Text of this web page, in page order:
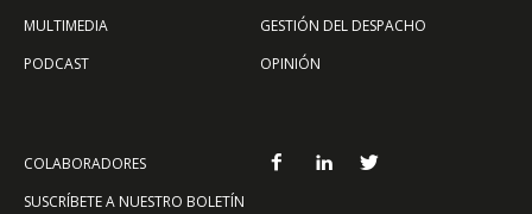
MULTIMEDIA
PODCAST
GESTIÓN DEL DESPACHO
OPINIÓN
COLABORADORES
SUSCRÍBETE A NUESTRO BOLETÍN